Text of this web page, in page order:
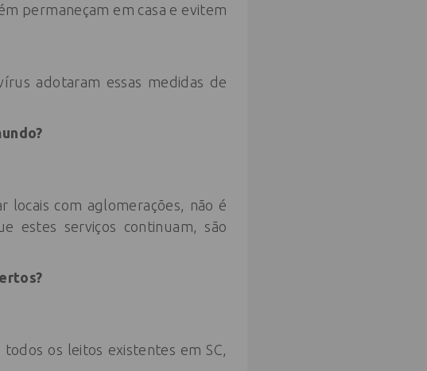
permaneçam em casa e evitem
adotaram essas medidas de
locais com aglomerações, não é
estes serviços continuam, são
os leitos existentes em SC,